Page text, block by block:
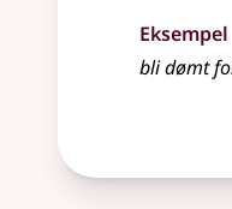
Eksempel
bli dømt